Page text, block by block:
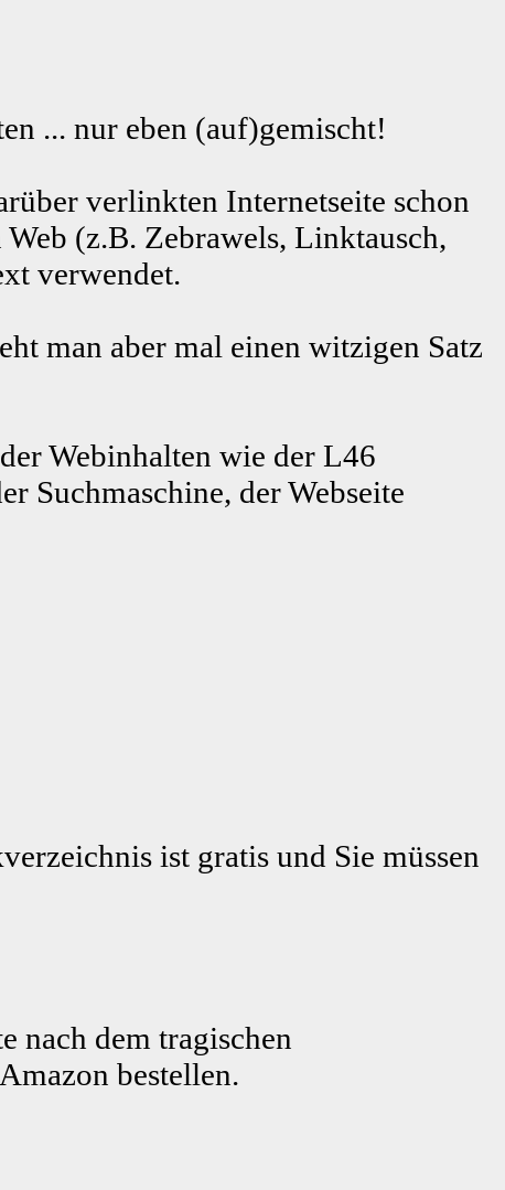
... nur eben (auf)gemischt!
verlinkten Internetseite schon
(z.B. Zebrawels, Linktausch,
verwendet.
man aber mal einen witzigen Satz
Webinhalten wie der L46
Suchmaschine, der Webseite
ist gratis und Sie müssen
nach dem tragischen
bestellen.